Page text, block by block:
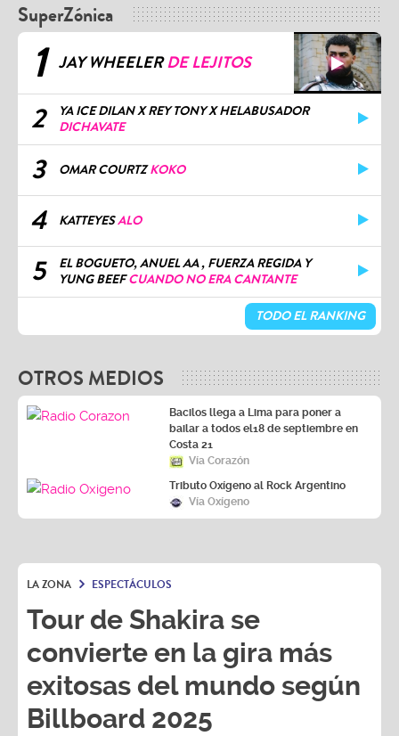
SuperZónica
1 JAY WHEELERDE LEJITOS
2
YA ICE DILAN X REY TONY X HELABUSADOR
DICHAVATE
3 OMAR COURTZKOKO
4 KATTEYESALO
5
EL BOGUETO, ANUEL AA , FUERZA REGIDA Y
YUNG BEEFCUANDO NO ERA CANTANTE
TODO EL RANKING
OTROS MEDIOS
Bacilos llega a Lima para poner a
bailar a todos el18 de septiembre en
Costa 21
Vía Corazón
Tributo Oxígeno al Rock Argentino
Vía Oxígeno
LA ZONA ESPECTÁCULOS
Tour de Shakira se
convierte en la gira más
exitosas del mundo según
Billboard 2025